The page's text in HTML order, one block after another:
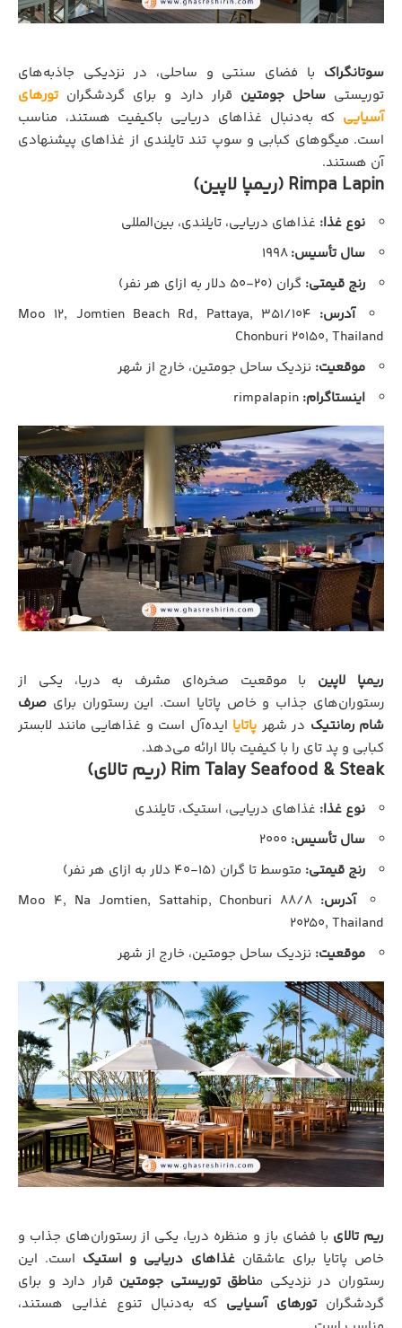
سوتانگراک با فضای سنتی و ساحلی، در نزدیکی جاذبه‌های
توریستیساحل جومتین قرار دارد و برای گردشگرانتورهای
آسیایی که به‌دنبال غذاهای دریایی باکیفیت هستند، مناسب
است. میگوهای کبابی و سوپ تند تایلندی از غذاهای پیشنهادی
آن هستند.
Rimpa Lapin (ریمپا لاپین)
نوع غذا: غذاهای دریایی، تایلندی، بین‌المللی
سال تأسیس:۱۹۹۸
رنج قیمتی: گران (۲۰-۵۰ دلار به ازای هر نفر)
آدرس:
۳۵۱/۱۰۴ Moo ۱۲, Jomtien Beach Rd, Pattaya,
Chonburi ۲۰۱۵۰, Thailand
موقعیت: نزدیک ساحل جومتین، خارج از شهر
اینستاگرام:
ریمپا لاپین با موقعیت صخره‌ای مشرف به دریا، یکی از
رستوران‌های جذاب و خاص پاتایا است. این رستوران برای صرف
شام رمانتیک در شهر پاتایا ایده‌آل است و غذاهایی مانند لابستر
کبابی و پد تای را با کیفیت بالا ارائه می‌دهد.
Rim Talay Seafood & Steak (ریم تالای)
نوع غذا: غذاهای دریایی، استیک، تایلندی
سال تأسیس:
رنج قیمتی: متوسط تا گران (۱۵-۴۰ دلار به ازای هر نفر)
آدرس:
۸۸/۸ Moo ۴, Na Jomtien, Sattahip, Chonburi
۲۰۲۵۰, Thailand
موقعیت: نزدیک ساحل جومتین، خارج از شهر
ریم تالای با فضای باز و منظره دریا، یکی از رستوران‌های جذاب و
خاص پاتایا برای عاشقان غذاهای دریایی و استیک است. این
رستوران در نزدیکی مناطق توریستی جومتین قرار دارد و برای
گردشگران تورهای آسیایی که به‌دنبال تنوع غذایی هستند،